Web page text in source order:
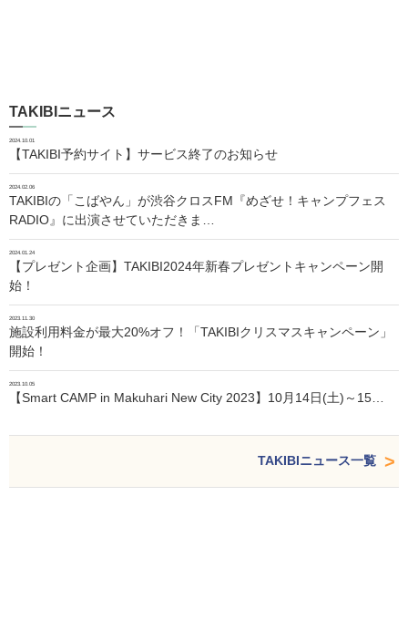
TAKIBIニュース
2024.10.01
【TAKIBI予約サイト】サービス終了のお知らせ
2024.02.06
TAKIBIの「こばやん」が渋谷クロスFM『めざせ！キャンプフェス
RADIO』に出演させていただきま…
2024.01.24
【プレゼント企画】TAKIBI2024年新春プレゼントキャンペーン開
始！
2023.11.30
施設利用料金が最大20%オフ！「TAKIBIクリスマスキャンペーン」
開始！
2023.10.05
【Smart CAMP in Makuhari New City 2023】10月14日(土)～15…
TAKIBIニュース一覧